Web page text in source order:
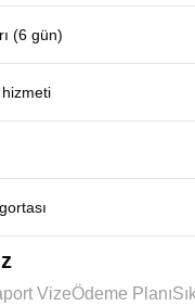
(6 gün)
VizeÖdeme Planı